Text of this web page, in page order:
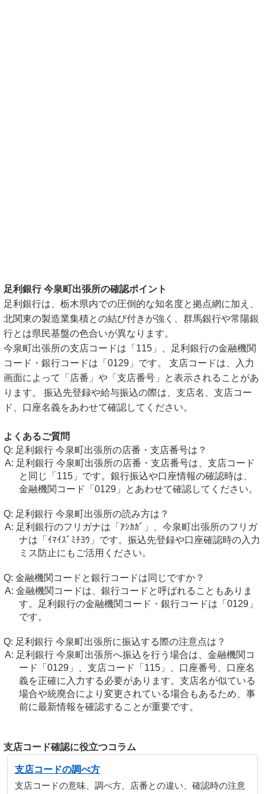
足利銀行 今泉町出張所の確認ポイント
足利銀行は、栃木県内での圧倒的な知名度と拠点網に加え、
北関東の製造業集積との結び付きが強く、群馬銀行や常陽銀
行とは県民基盤の色合いが異なります。
今泉町出張所の支店コードは「115」、足利銀行の金融機関
コード・銀行コードは「0129」です。 支店コードは、入力
画面によって「店番」や「支店番号」と表示されることがあ
ります。 振込先登録や給与振込の際は、支店名、支店コー
ド、口座名義をあわせて確認してください。
よくあるご質問
足利銀行 今泉町出張所の店番・支店番号は？
足利銀行 今泉町出張所の店番・支店番号は、支店コード
と同じ「115」です。銀行振込や口座情報の確認時は、
金融機関コード「0129」とあわせて確認してください。
足利銀行 今泉町出張所の読み方は？
足利銀行のフリガナは「ｱｼｶｶﾞ」、今泉町出張所のフリガ
ナは「ｲﾏｲｽﾞﾐﾁﾖｳ」です。振込先登録や口座確認時の入力
ミス防止にもご活用ください。
金融機関コードと銀行コードは同じですか？
金融機関コードは、銀行コードと呼ばれることもありま
す。足利銀行の金融機関コード・銀行コードは「0129」
です。
足利銀行 今泉町出張所に振込する際の注意点は？
足利銀行 今泉町出張所へ振込を行う場合は、金融機関コ
ード「0129」、支店コード「115」、口座番号、口座名
義を正確に入力する必要があります。支店名が似ている
場合や統廃合により変更されている場合もあるため、事
前に最新情報を確認することが重要です。
支店コード確認に役立つコラム
支店コードの調べ方
支店コードの意味、調べ方、店番との違い、確認時の注意